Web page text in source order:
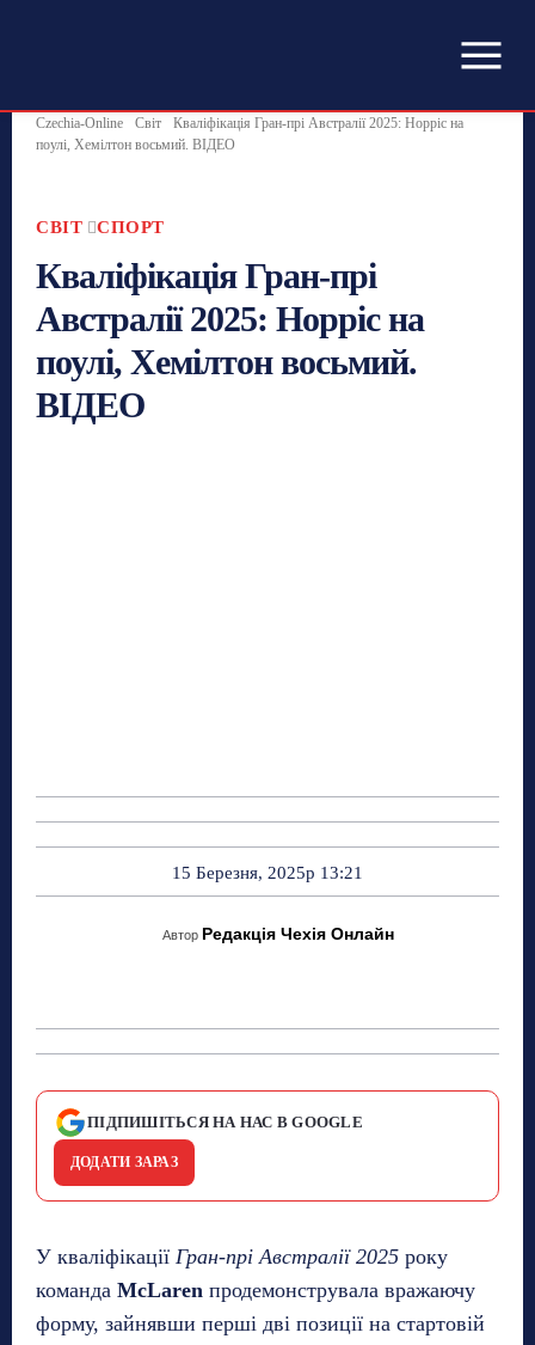
Czechia-Online Світ
Кваліфікація Гран-прі Австралії 2025: Норріс на
поулі, Хемілтон восьмий. ВІДЕО
СВІТ СПОРТ
Кваліфікація Гран-прі
Австралії 2025: Норріс на
поулі, Хемілтон восьмий.
ВІДЕО
15 Березня, 2025р 13:21
Автор Редакція Чехія Онлайн
ПІДПИШІТЬСЯ НА НАС В GOOGLE
ДОДАТИ ЗАРАЗ
У кваліфікації Гран-прі Австралії 2025 року
команда McLaren продемонструвала вражаючу
форму, зайнявши перші дві позиції на стартовій